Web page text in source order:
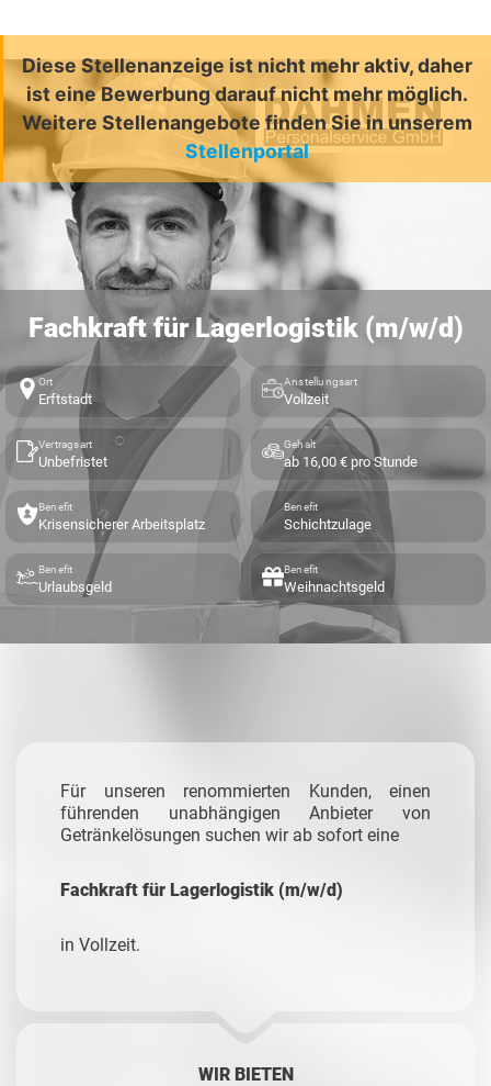
Diese Stellenanzeige ist nicht mehr aktiv, daher
ist eine Bewerbung darauf nicht mehr möglich.
Weitere Stellenangebote finden Sie in unserem
Stellenportal
Fachkraft für Lagerlogistik (m/w/d)
Ort
Erftstadt
Anstellungsart
Vollzeit
Vertragsart
Unbefristet
Gehalt
ab 16,00 € pro Stunde
Benefit
Krisensicherer Arbeitsplatz
Benefit
Schichtzulage
Benefit
Urlaubsgeld
Benefit
Weihnachtsgeld
Für unseren renommierten Kunden, einen
führenden unabhängigen Anbieter von
Getränkelösungen suchen wir ab sofort eine
Fachkraft für Lagerlogistik (m/w/d)
in Vollzeit.
WIR BIETEN